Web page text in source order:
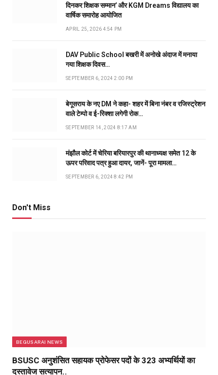
दिनकर शिक्षक सम्मान’ और KGM Dreams विद्यालय का
वार्षिक समारोह आयोजित
APRIL 25, 2026 4:54 PM
DAV Public School बखरी में अनोखे अंदाज में मनाया
गया शिक्षक दिवस…
SEPTEMBER 6, 2024 2:00 PM
बेगूसराय के नए DM ने कहा- शहर में बिना नंबर व रजिस्ट्रेशन
वाले टेम्पो व ई-रिक्शा लगेगी रोक…
SEPTEMBER 14, 2024 8:17 AM
मंझौल कोर्ट में चेरिया बरियारपुर की थानाध्यक्ष समेत 12 के
ऊपर परिवाद पत्र हुआ दायर, जानें- पूरा मामला…
SEPTEMBER 6, 2024 8:42 PM
Don't Miss
BEGUSARAI NEWS
BSUSC अनुशंसित सहायक प्रोफेसर पदों के 323 अभ्यर्थियों का
दस्तावेज सत्यापन..